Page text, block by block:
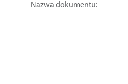
Nazwa dokumentu: